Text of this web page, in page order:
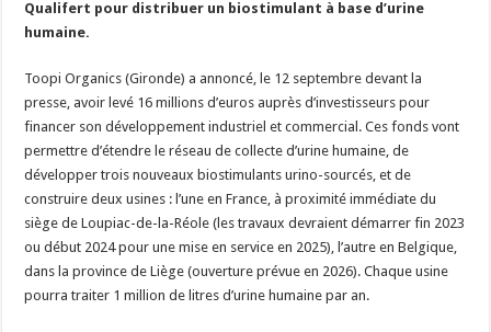
Un été fructueux pour Lactalis
Qualifert pour distribuer un biostimulant à base d’urine
humaine.
Toopi Organics (Gironde) a annoncé, le 12 septembre devant la
presse, avoir levé 16 millions d’euros auprès d’investisseurs pour
financer son développement industriel et commercial. Ces fonds vont
permettre d’étendre le réseau de collecte d’urine humaine, de
développer trois nouveaux biostimulants urino-sourcés, et de
construire deux usines : l’une en France, à proximité immédiate du
siège de Loupiac-de-la-Réole (les travaux devraient démarrer fin 2023
ou début 2024 pour une mise en service en 2025), l’autre en Belgique,
dans la province de Liège (ouverture prévue en 2026). Chaque usine
pourra traiter 1 million de litres d’urine humaine par an.